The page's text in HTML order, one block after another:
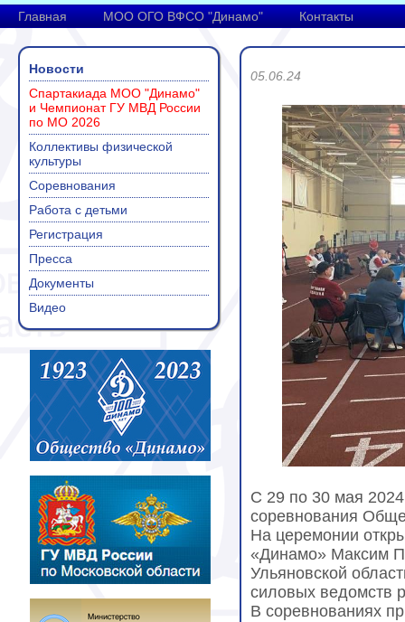
Главная МОО ОГО ВФСО "Динамо" Контакты
Новости
Спартакиада МОО "Динамо"
и Чемпионат ГУ МВД России
по МО 2026
Коллективы физической
культуры
Соревнования
Работа с детьми
Регистрация
Пресса
Документы
Видео
05.06.24
С 29 по 30 мая
соревнования
На церемонии
«Динамо» Максим
Ульяновской
силовых ведомств
В соревнованиях